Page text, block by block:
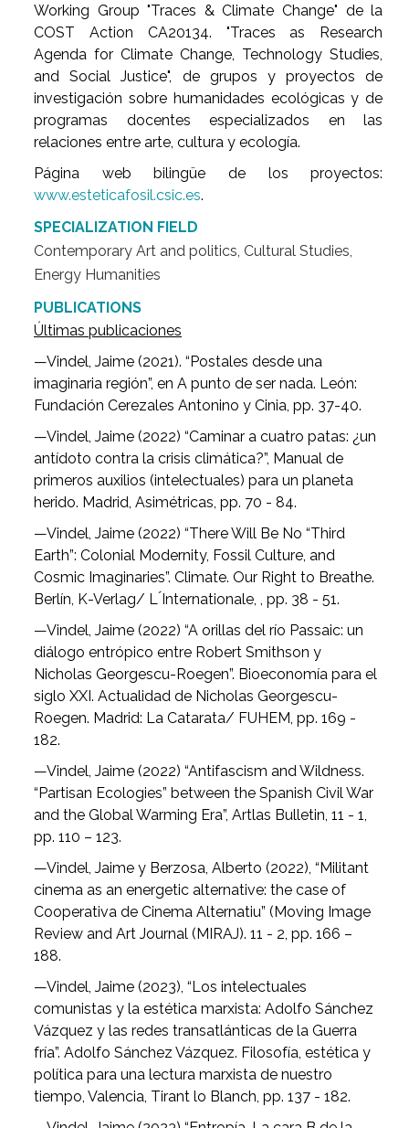
Working Group "Traces & Climate Change" de la
COST Action CA20134. "Traces as Research
Agenda for Climate Change, Technology Studies,
and Social Justice", de grupos y proyectos de
investigación sobre humanidades ecológicas y de
programas docentes especializados en las
relaciones entre arte, cultura y ecología.
Página web bilingüe de los proyectos:
www.esteticafosil.csic.es.
SPECIALIZATION FIELD
Contemporary Art and politics, Cultural Studies,
Energy Humanities
PUBLICATIONS
Últimas publicaciones
—Vindel, Jaime (2021). “Postales desde una
imaginaria región”, en A punto de ser nada. León:
Fundación Cerezales Antonino y Cinia, pp. 37-40.
—Vindel, Jaime (2022) “Caminar a cuatro patas: ¿un
antídoto contra la crisis climática?”, Manual de
primeros auxilios (intelectuales) para un planeta
herido. Madrid, Asimétricas, pp. 70 - 84.
—Vindel, Jaime (2022) “There Will Be No “Third
Earth”: Colonial Modernity, Fossil Culture, and
Cosmic Imaginaries”. Climate. Our Right to Breathe.
Berlín, K-Verlag/ L ́Internationale, , pp. 38 - 51.
—Vindel, Jaime (2022) “A orillas del río Passaic: un
diálogo entrópico entre Robert Smithson y
Nicholas Georgescu-Roegen”. Bioeconomía para el
siglo XXI. Actualidad de Nicholas Georgescu-
Roegen. Madrid: La Catarata/ FUHEM, pp. 169 -
182.
—Vindel, Jaime (2022) “Antifascism and Wildness.
“Partisan Ecologies” between the Spanish Civil War
and the Global Warming Era”, Artlas Bulletin, 11 - 1,
pp. 110 – 123.
—Vindel, Jaime y Berzosa, Alberto (2022), “Militant
cinema as an energetic alternative: the case of
Cooperativa de Cinema Alternatiu” (Moving Image
Review and Art Journal (MIRAJ). 11 - 2, pp. 166 –
188.
—Vindel, Jaime (2023), “Los intelectuales
comunistas y la estética marxista: Adolfo Sánchez
Vázquez y las redes transatlánticas de la Guerra
fría”. Adolfo Sánchez Vázquez. Filosofía, estética y
política para una lectura marxista de nuestro
tiempo, Valencia, Tirant lo Blanch, pp. 137 - 182.